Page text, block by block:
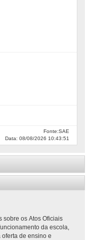
Fonte:SAE
Data: 08/08/2026 10:43:51
sobre os Atos Oficiais
da escola,
de ensino e